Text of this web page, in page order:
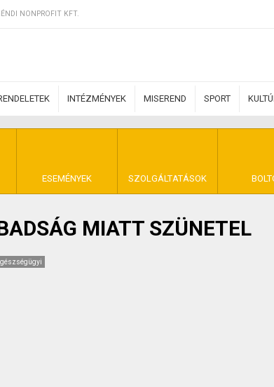
NONPROFIT KFT.
INTÉZMÉNYEK MISEREND SPORT
ESEMÉNYEK SZOLGÁLTATÁSOK
VÉMÉND
MIATT SZÜNETEL